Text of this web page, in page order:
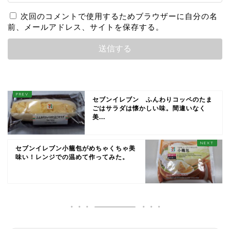
次回のコメントで使用するためブラウザーに自分の名
前、メールアドレス、サイトを保存する。
セブンイレブン ふんわりコッペのたま
ごはサラダは懐かしい味。間違いなく
美...
セブンイレブン小籠包がめちゃくちゃ美
味い！レンジでの温めて作ってみた。